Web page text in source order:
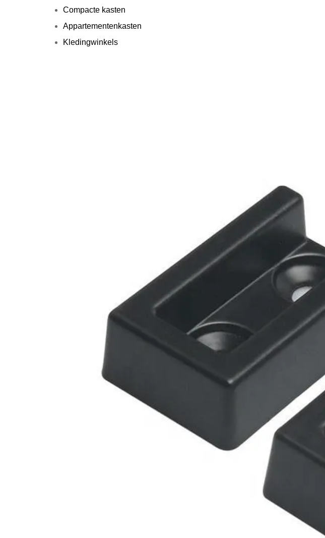
Compacte kasten
Appartementenkasten
Kledingwinkels